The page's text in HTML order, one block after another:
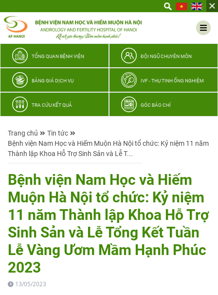
thương
TỔNG QUAN BỆNH VIỆN ĐỘI NGŨ CHUYÊN MÔN
BẢNG GIÁ DỊCH VỤ IVF - THỤ TINH ỐNG NGHIỆM
TRA CỨU KẾT QUẢ GÓC BÁO CHÍ
Trang chủ
Tin tức
Bệnh viện Nam Học và Hiếm Muộn Hà Nội tổ chức: Kỷ niệm 11 năm
Thành lập Khoa Hỗ Trợ Sinh Sản và Lễ T...
Bệnh viện Nam Học và Hiếm
Muộn Hà Nội tổ chức: Kỷ niệm
11 năm Thành lập Khoa Hỗ Trợ
Sinh Sản và Lễ Tổng Kết Tuần
Lễ Vàng Ươm Mầm Hạnh Phúc
2023
13/05/2023